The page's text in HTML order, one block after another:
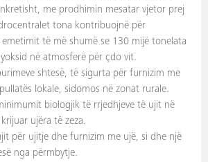
me prodhimin mesatar vjetor prej
tona kontribuojnë për
të më shumë se 130 mijë tonelata
në atmosferë për çdo vit.
shtesë, të sigurta për furnizim me
lokale, sidomos në zonat rurale.
biologjik të rrjedhjeve të ujit në
ujëra të zeza.
për ujitje dhe furnizim me ujë, si dhe një
nga përmbytje.